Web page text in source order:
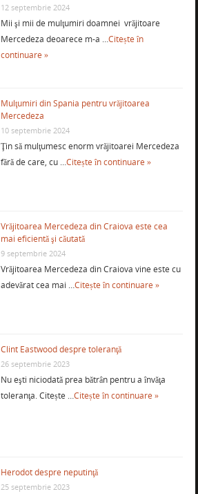
12 septembrie 2024
Mii şi mii de mulţumiri doamnei vrăjitoare
Mercedeza deoarece m-a …Citește în
continuare »
Mulţumiri din Spania pentru vrăjitoarea
Mercedeza
10 septembrie 2024
Ţin să mulţumesc enorm vrăjitoarei Mercedeza
fără de care, cu …Citește în continuare »
Vrăjitoarea Mercedeza din Craiova este cea
mai eficientă şi căutată
9 septembrie 2024
Vrăjitoarea Mercedeza din Craiova vine este cu
adevărat cea mai …Citește în continuare »
Clint Eastwood despre toleranţă
26 septembrie 2023
Nu eşti niciodată prea bătrân pentru a învăţa
toleranţa. Citește …Citește în continuare »
Herodot despre neputinţă
25 septembrie 2023